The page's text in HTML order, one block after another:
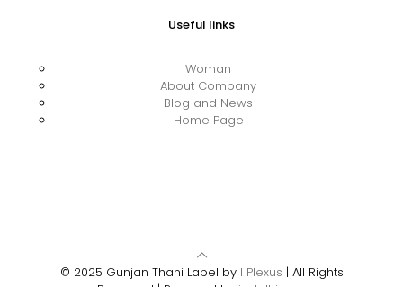
Useful links
Woman
About Company
Blog and News
Home Page
© 2025 Gunjan Thani Label by I Plexus | All Rights